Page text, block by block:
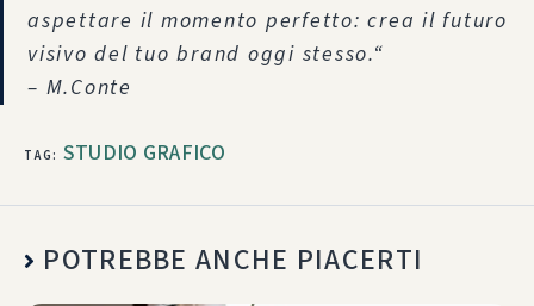
aspettare il momento perfetto: crea il futuro
visivo del tuo brand oggi stesso.“
– M.Conte
TAG : STUDIO GRAFICO
POTREBBE ANCHE PIACERTI